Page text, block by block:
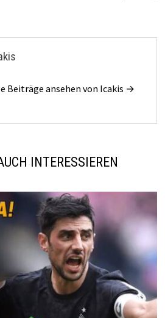
Beiträge ansehen von Icakis →
INTERESSIEREN